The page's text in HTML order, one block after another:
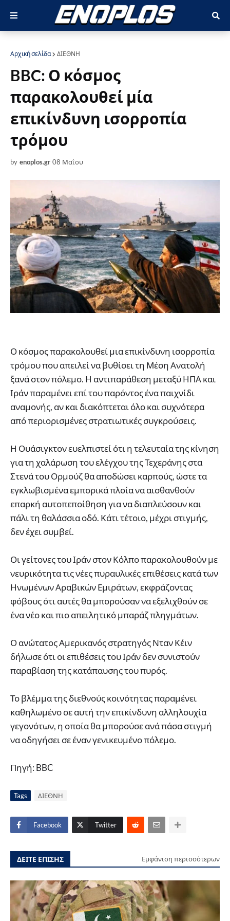
Αρχική σελίδα ΔΙΕΘΝΗ
BBC: Ο κόσμος
παρακολουθεί μία
επικίνδυνη ισορροπία
τρόμου
by enoplos.gr 08 Μαΐου
Ο κόσμος παρακολουθεί μια επικίνδυνη ισορροπία
τρόμου που απειλεί να βυθίσει τη Μέση Ανατολή
ξανά στον πόλεμο. Η αντιπαράθεση μεταξύ ΗΠΑ και
Ιράν παραμένει επί του παρόντος ένα παιχνίδι
αναμονής, αν και διακόπτεται όλο και συχνότερα
από περιορισμένες στρατιωτικές συγκρούσεις.
Η Ουάσιγκτον ευελπιστεί ότι η τελευταία της κίνηση
για τη χαλάρωση του ελέγχου της Τεχεράνης στα
Στενά του Ορμούζ θα αποδώσει καρπούς, ώστε τα
εγκλωβισμένα εμπορικά πλοία να αισθανθούν
επαρκή αυτοπεποίθηση για να διαπλεύσουν και
πάλι τη θαλάσσια οδό. Κάτι τέτοιο, μέχρι στιγμής,
δεν έχει συμβεί.
Οι γείτονες του Ιράν στον Κόλπο παρακολουθούν με
νευρικότητα τις νέες πυραυλικές επιθέσεις κατά των
Ηνωμένων Αραβικών Εμιράτων, εκφράζοντας
φόβους ότι αυτές θα μπορούσαν να εξελιχθούν σε
ένα νέο και πιο απειλητικό μπαράζ πληγμάτων.
Ο ανώτατος Αμερικανός στρατηγός Νταν Κέιν
δήλωσε ότι οι επιθέσεις του Ιράν δεν συνιστούν
παραβίαση της κατάπαυσης του πυρός.
Το βλέμμα της διεθνούς κοινότητας παραμένει
καθηλωμένο σε αυτή την επικίνδυνη αλληλουχία
γεγονότων, η οποία θα μπορούσε ανά πάσα στιγμή
να οδηγήσει σε έναν γενικευμένο πόλεμο.
Πηγή: BBC
Tags ΔΙΕΘΝΗ
Facebook Twitter
ΔΕΙΤΕ ΕΠΙΣΗΣ Εμφάνιση περισσότερων